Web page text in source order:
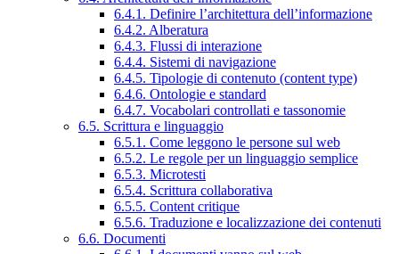
6.4.1. Definire l’architettura dell’informazione
6.4.2. Alberatura
6.4.3. Flussi di interazione
6.4.4. Sistemi di navigazione
6.4.5. Tipologie di contenuto (content type)
6.4.6. Ontologie e standard
6.4.7. Vocabolari controllati e tassonomie
6.5. Scrittura e linguaggio
6.5.1. Come leggono le persone sul web
6.5.2. Le regole per un linguaggio semplice
6.5.3. Microtesti
6.5.4. Scrittura collaborativa
6.5.5. Content critique
6.5.6. Traduzione e localizzazione dei contenuti
6.6. Documenti